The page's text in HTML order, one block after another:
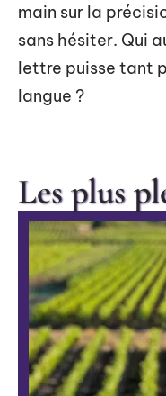
main sur la
sans hésiter. Qui
lettre puisse tant
langue ?
Les plus